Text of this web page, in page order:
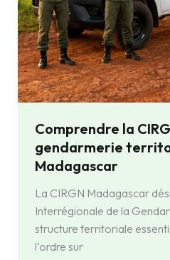
Comprendre la
gendarmerie
Madagascar
La CIRGN Madagascar
Interrégionale de la
structure territoriale
l’ordre sur